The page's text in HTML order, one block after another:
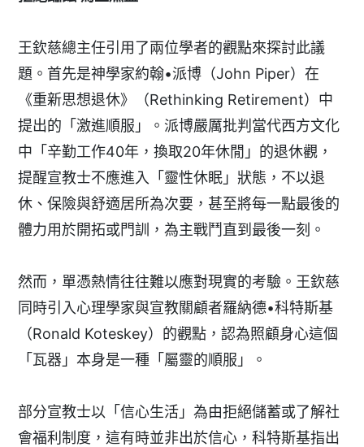
王欽慈總主任引用了兩位學者的觀點來探討此議
題。首先是神學家約翰•派博（John Piper）在
《重新思想退休》（Rethinking Retirement）中
提出的「激進順服」。派博嚴厲批判當代西方文化
中「辛勤工作40年，換取20年休閒」的退休觀，
提醒宣教士不應進入「靈性休眠」狀態，不以退
休、保險與舒適居所為次要，甚至將每一點最後的
體力用於開拓或門訓，為主戰鬥直到最後一刻。
然而，單憑熱情往往難以應對現實的考驗。王欽慈
同時引入心理學家與宣教關顧者羅納德•科特斯基
（Ronald Koteskey）的觀點，認為照顧身心這個
「瓦器」本身是一種「屬靈的順服」。
部分宣教士以「信心生活」為由拒絕儲蓄或了解社
會福利制度，這有時並非出於信心，科特斯基指出